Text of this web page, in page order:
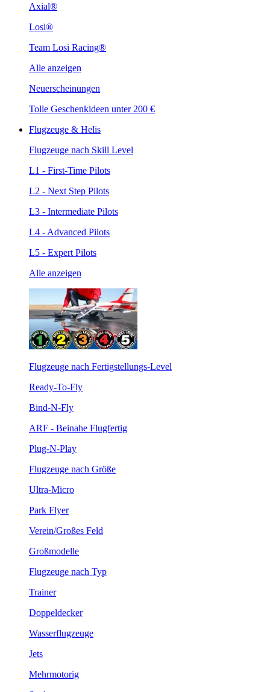
Axial®
Losi®
Team Losi Racing®
Alle anzeigen
Neuerscheinungen
Tolle Geschenkideen unter 200 €
Flugzeuge & Helis
Flugzeuge nach Skill Level
L1 - First-Time Pilots
L2 - Next Step Pilots
L3 - Intermediate Pilots
L4 - Advanced Pilots
L5 - Expert Pilots
Alle anzeigen
Flugzeuge nach Fertigstellungs-Level
Ready-To-Fly
Bind-N-Fly
ARF - Beinahe Flugfertig
Plug-N-Play
Flugzeuge nach Größe
Ultra-Micro
Park Flyer
Verein/Großes Feld
Großmodelle
Flugzeuge nach Typ
Trainer
Doppeldecker
Wasserflugzeuge
Jets
Mehrmotorig